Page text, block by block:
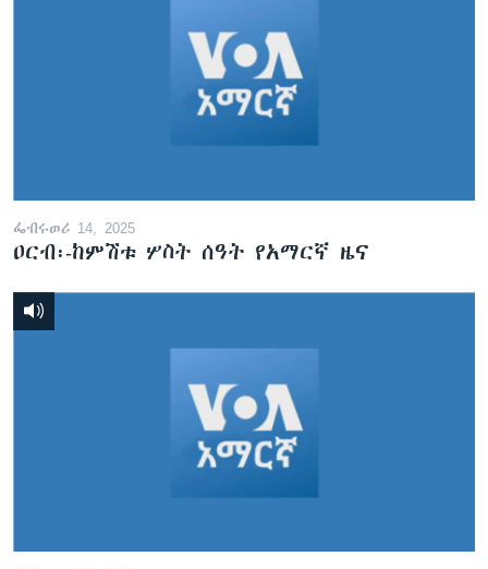
ፌብሩወሪ 14, 2025
ዐርብ፡-ከምሽቱ ሦስት ሰዓት የአማርኛ ዜና